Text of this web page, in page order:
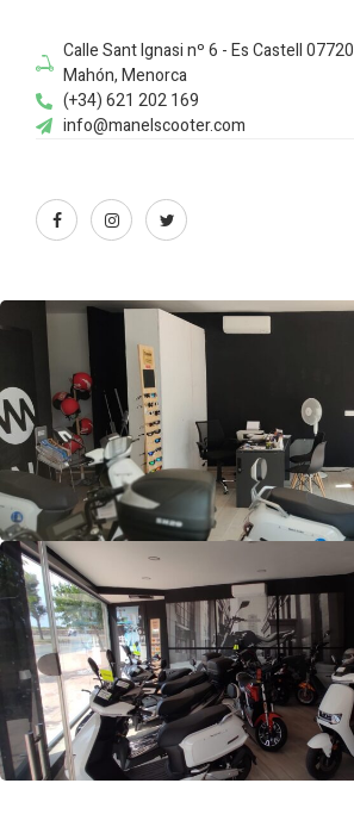
Calle Sant Ignasi nº 6 - Es Castell 07720
Mahón, Menorca
(+34) 621 202 169
info@manelscooter.com